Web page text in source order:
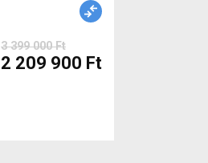
3 399 000 Ft
2 209 900 Ft